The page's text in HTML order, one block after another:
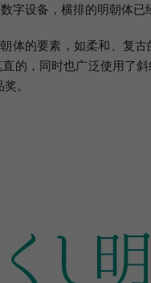
字设备，横排的明朝体
体的要素，如柔和、复
的，同时也广泛使用了
。